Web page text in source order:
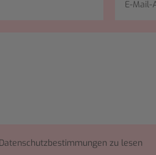
zu lesen